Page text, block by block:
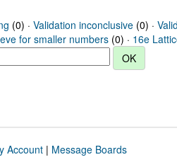
(0) · Validation inconclusive(0) · Valid
for smaller numbers (0) · 16e
Account| Message Boards